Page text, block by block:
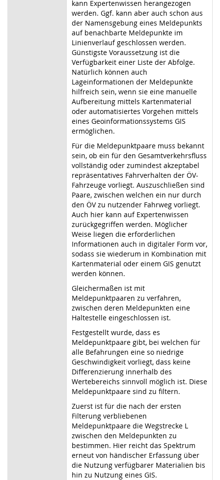
kann Expertenwissen herangezogen
werden. Ggf. kann aber auch schon aus
der Namensgebung eines Meldepunkts
auf benachbarte Meldepunkte im
Linienverlauf geschlossen werden.
Günstigste Voraussetzung ist die
Verfügbarkeit einer Liste der Abfolge.
Natürlich können auch
Lageinformationen der Meldepunkte
hilfreich sein, wenn sie eine manuelle
Aufbereitung mittels Kartenmaterial
oder automatisiertes Vorgehen mittels
eines Geoinformationssystems GIS
ermöglichen.
Für die Meldepunktpaare muss bekannt
sein, ob ein für den Gesamtverkehrsfluss
vollständig oder zumindest akzeptabel
repräsentatives Fahrverhalten der ÖV-
Fahrzeuge vorliegt. Auszuschließen sind
Paare, zwischen welchen ein nur durch
den ÖV zu nutzender Fahrweg vorliegt.
Auch hier kann auf Expertenwissen
zurückgegriffen werden. Möglicher
Weise liegen die erforderlichen
Informationen auch in digitaler Form vor,
sodass sie wiederum in Kombination mit
Kartenmaterial oder einem GIS genutzt
werden können.
Gleichermaßen ist mit
Meldepunktpaaren zu verfahren,
zwischen deren Meldepunkten eine
Haltestelle eingeschlossen ist.
Festgestellt wurde, dass es
Meldepunktpaare gibt, bei welchen für
alle Befahrungen eine so niedrige
Geschwindigkeit vorliegt, dass keine
Differenzierung innerhalb des
Wertebereichs sinnvoll möglich ist. Diese
Meldepunktpaare sind zu filtern.
Zuerst ist für die nach der ersten
Filterung verbliebenen
Meldepunktpaare die Wegstrecke L
zwischen den Meldepunkten zu
bestimmen. Hier reicht das Spektrum
erneut von händischer Erfassung über
die Nutzung verfügbarer Materialien bis
hin zu Nutzung eines GIS.